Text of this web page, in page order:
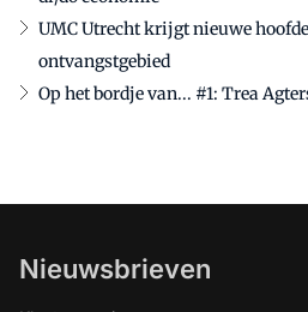
UMC Utrecht krijgt nieuwe
ontvangstgebied
Op het bordje van... #1: Trea
Nieuwsbrieven